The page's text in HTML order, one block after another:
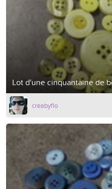
Lot d'une cinquantaine de
creabyflo